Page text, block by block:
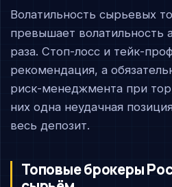
Волатильность сырьевых
превышает волатильность
раза. Стоп-лосс и тейк-
рекомендация, а
риск-менеджмента при
них одна неудачная
весь депозит.
Топовые брокеры